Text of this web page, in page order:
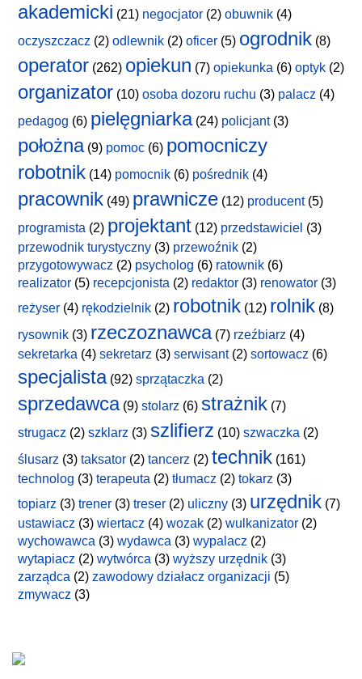
akademicki (21) negocjator (2) obuwnik (4)
oczyszczacz (2) odlewnik (2) oficer (5) ogrodnik (8)
operator (262) opiekun (7) opiekunka (6) optyk (2)
organizator (10) osoba dozoru ruchu (3) palacz (4)
pedagog (6) pielęgniarka(24) policjant(3)
położna(9) pomoc (6) pomocniczy
robotnik (14) pomocnik (6) pośrednik (4)
pracownik (49) prawnicze (12) producent(5)
programista (2) projektant (12) przedstawiciel (3)
przewodnik turystyczny (3) przewoźnik (2)
przygotowywacz (2) psycholog (6) ratownik (6)
realizator (5) recepcjonista (2) redaktor (3) renowator (3)
reżyser (4) rękodzielnik (2) robotnik (12) rolnik (8)
rysownik (3) rzeczoznawca(7) rzeźbiarz (4)
sekretarka (4) sekretarz (3) serwisant(2) sortowacz (6)
specjalista(92) sprzątaczka (2)
sprzedawca(9) stolarz (6) strażnik (7)
strugacz (2) szklarz (3) szlifierz (10) szwaczka (2)
ślusarz (3) taksator (2) tancerz (2) technik (161)
technolog (3) terapeuta (2) tłumacz (2) tokarz (3)
topiarz (3) trener (3) treser (2) uliczny (3) urzędnik (7)
ustawiacz (3) wiertacz (4) wozak (2) wulkanizator (2)
wychowawca (3) wydawca (3) wypalacz (2)
wytapiacz (2) wytwórca (3) wyższy urzędnik (3)
zarządca (2) zawodowy działacz organizacji (5)
zmywacz (3)